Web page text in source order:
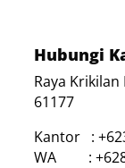
Hubungi
Raya
61177
Kantor :
WA :